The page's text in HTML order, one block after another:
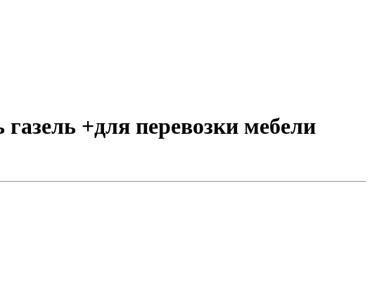
газель +для перевозки мебели